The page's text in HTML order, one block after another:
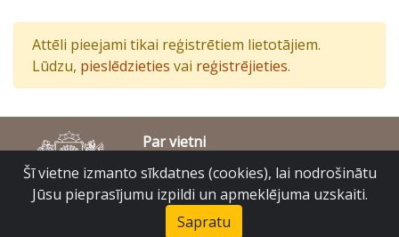
Attēli pieejami tikai reģistrētiem lietotājiem.
Lūdzu, pieslēdzieties vai reģistrējieties.
Par vietni
Piekļūstamības paziņojums
© Latvijas Valsts vēstures arhīvs 2007-2026
Slokas iela 16, Rīga, LV – 1048
Šī vietne izmanto sīkdatnes (cookies), lai nodrošinātu
Jūsu pieprasījumu izpildi un apmeklējuma uzskaiti.
Sapratu